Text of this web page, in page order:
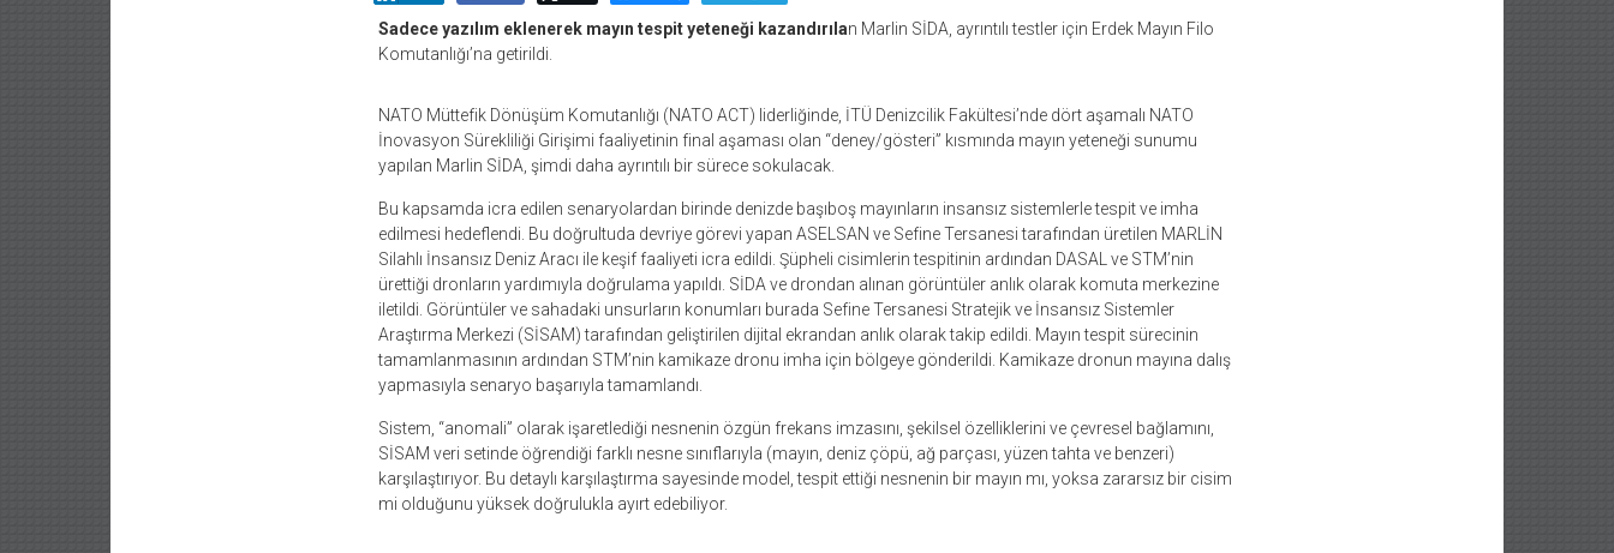
Sadece yazılım eklenerek mayın tespit yeteneği kazandırılan Marlin SİDA, ayrıntılı testler için Erdek Mayın Filo
Komutanlığı’na getirildi.
NATO Müttefik Dönüşüm Komutanlığı (NATO ACT) liderliğinde, İTÜ Denizcilik Fakültesi’nde dört aşamalı NATO
İnovasyon Sürekliliği Girişimi faaliyetinin final aşaması olan “deney/gösteri” kısmında mayın yeteneği sunumu
yapılan Marlin SİDA, şimdi daha ayrıntılı bir sürece sokulacak.
Bu kapsamda icra edilen senaryolardan birinde denizde başıboş mayınların insansız sistemlerle tespit ve imha
edilmesi hedeflendi. Bu doğrultuda devriye görevi yapan ASELSAN ve Sefine Tersanesi tarafından üretilen MARLİN
Silahlı İnsansız Deniz Aracı ile keşif faaliyeti icra edildi. Şüpheli cisimlerin tespitinin ardından DASAL ve STM’nin
ürettiği dronların yardımıyla doğrulama yapıldı. SİDA ve drondan alınan görüntüler anlık olarak komuta merkezine
iletildi. Görüntüler ve sahadaki unsurların konumları burada Sefine Tersanesi Stratejik ve İnsansız Sistemler
Araştırma Merkezi (SİSAM) tarafından geliştirilen dijital ekrandan anlık olarak takip edildi. Mayın tespit sürecinin
tamamlanmasının ardından STM’nin kamikaze dronu imha için bölgeye gönderildi. Kamikaze dronun mayına dalış
yapmasıyla senaryo başarıyla tamamlandı.
Sistem, “anomali” olarak işaretlediği nesnenin özgün frekans imzasını, şekilsel özelliklerini ve çevresel bağlamını,
SİSAM veri setinde öğrendiği farklı nesne sınıflarıyla (mayın, deniz çöpü, ağ parçası, yüzen tahta ve benzeri)
karşılaştırıyor. Bu detaylı karşılaştırma sayesinde model, tespit ettiği nesnenin bir mayın mı, yoksa zararsız bir cisim
mi olduğunu yüksek doğrulukla ayırt edebiliyor.